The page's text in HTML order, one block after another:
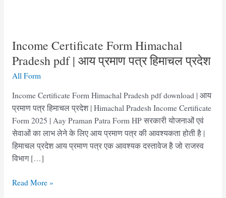
Income Certificate Form Himachal
Pradesh pdf | आय प्रमाण पत्र हिमाचल प्रदेश
All Form
Income Certificate Form Himachal Pradesh pdf download | आय
प्रमाण पत्र हिमाचल प्रदेश | Himachal Pradesh Income Certificate
Form 2025 | Aay Praman Patra Form HP सरकारी योजनाओं एवं
सेवाओं का लाभ लेने के लिए आय प्रमाण पत्र की आवश्यकता होती है |
हिमाचल प्रदेश आय प्रमाण पत्र एक आवश्यक दस्तावेज है जो राजस्व
विभाग […]
Income
Read More »